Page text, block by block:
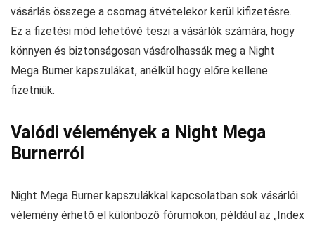
vásárlás összege a csomag átvételekor kerül kifizetésre.
Ez a fizetési mód lehetővé teszi a vásárlók számára, hogy
könnyen és biztonságosan vásárolhassák meg a Night
Mega Burner kapszulákat, anélkül hogy előre kellene
fizetniük.
Valódi vélemények a Night Mega
Burnerról
Night Mega Burner kapszulákkal kapcsolatban sok vásárlói
vélemény érhető el különböző fórumokon, például az „Index